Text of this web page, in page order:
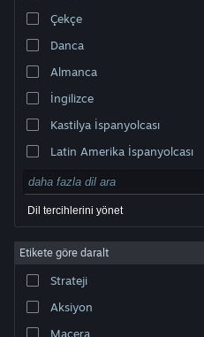
markalar, ABD ve diğer ülkelerde ilgili sahiplerinin
Erişilebilirlik |
Çerezler
Çekçe
Danca
Almanca
İngilizce
Kastilya İspanyolcası
Latin Amerika İspanyolcası
Dil tercihlerini yönet
Etikete göre daralt
Strateji
Aksiyon
Macera